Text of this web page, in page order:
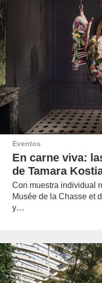
Eventos
En carne viva:
de Tamara
Con muestra individual
Musée de la Chasse et
y…